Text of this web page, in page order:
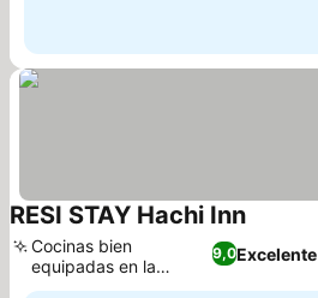
RESI STAY Hachi Inn
9,0Excelente
Cocinas bien
equipadas en la
habitación